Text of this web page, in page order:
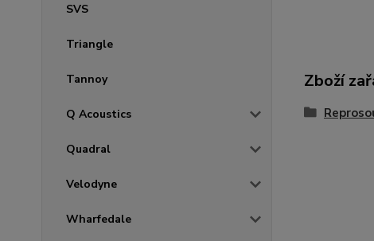
SVS
Triangle
Tannoy
Q Acoustics
Quadral
Velodyne
Wharfedale
Zboží